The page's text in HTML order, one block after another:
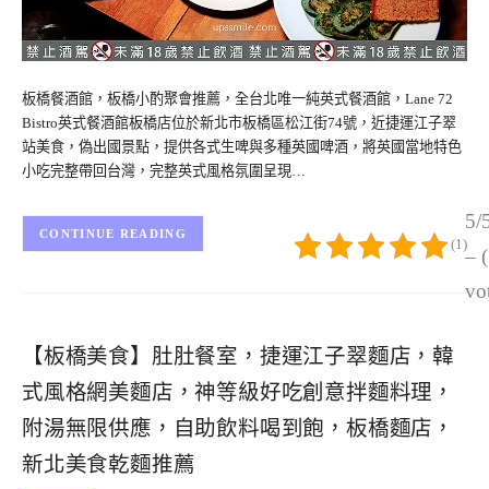
板橋餐酒館，板橋小酌聚會推薦，全台北唯一純英式餐酒館，Lane 72
Bistro英式餐酒館板橋店位於新北市板橋區松江街74號，近捷運江子翠
站美食，偽出國景點，提供各式生啤與多種英國啤酒，將英國當地特色
小吃完整帶回台灣，完整英式風格氛圍呈現…
5/
–
(1)
CONTINUE READING
【板橋美食】肚肚餐室，捷運江子翠麵店，韓
式風格網美麵店，神等級好吃創意拌麵料理，
附湯無限供應，自助飲料喝到飽，板橋麵店，
新北美食乾麵推薦